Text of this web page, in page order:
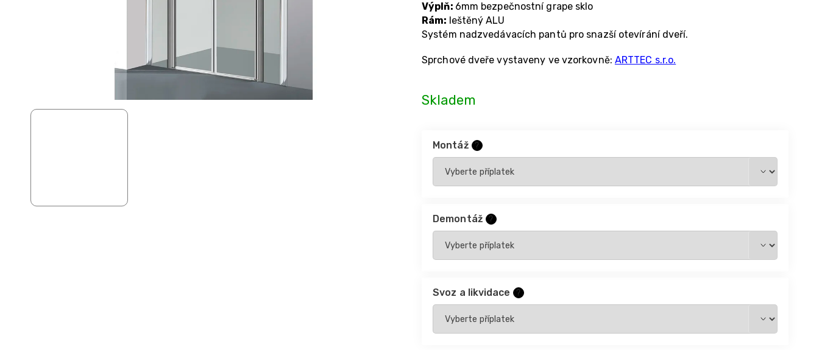
Skladem
Montáž ?
Demontáž ?
Svoz a likvidace ?
Výplň: 6mm bezpečnostní grape sklo
Rám: leštěný ALU
Systém nadzvedávacích pantů pro snazší otevírání dveří.
Sprchové dveře vystaveny ve vzorkovně: ARTTEC s.r.o.